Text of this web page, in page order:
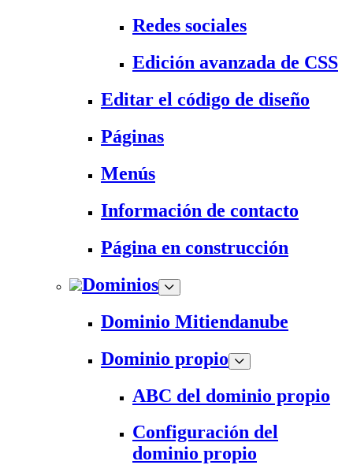
Redes sociales
Edición avanzada de CSS
Editar el código de diseño
Páginas
Menús
Información de contacto
Página en construcción
Dominios
Dominio Mitiendanube
Dominio propio
ABC del dominio propio
Configuración del
dominio propio